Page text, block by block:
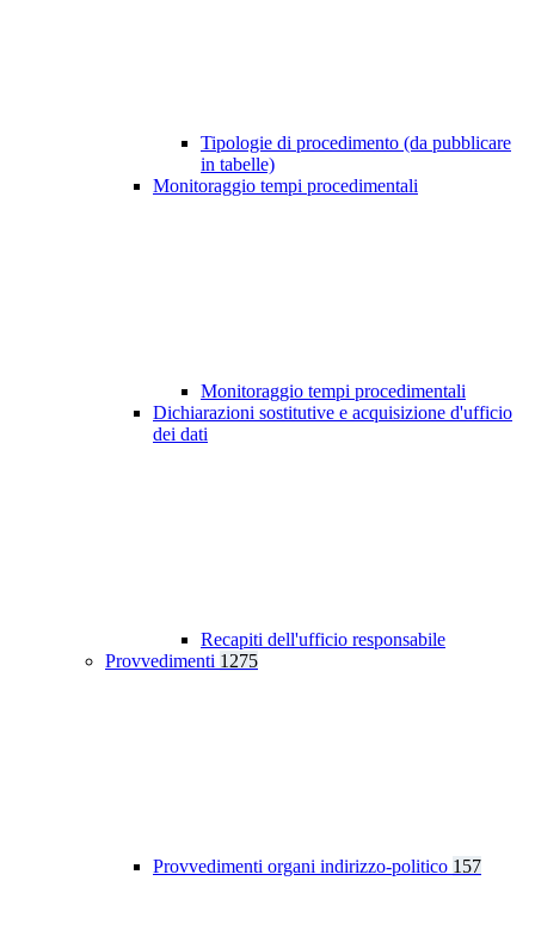
Tipologie di procedimento (da pubblicare
in tabelle)
Monitoraggio tempi procedimentali
Monitoraggio tempi procedimentali
Dichiarazioni sostitutive e acquisizione d'ufficio
dei dati
Recapiti dell'ufficio responsabile
Provvedimenti 1275
Provvedimenti organi indirizzo-politico 157